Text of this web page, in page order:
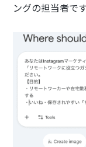
ングの担当者で